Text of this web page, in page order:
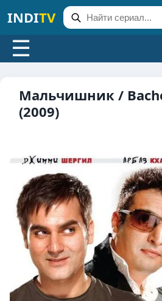
INDITV
☰
Мальчишник /
(2009)